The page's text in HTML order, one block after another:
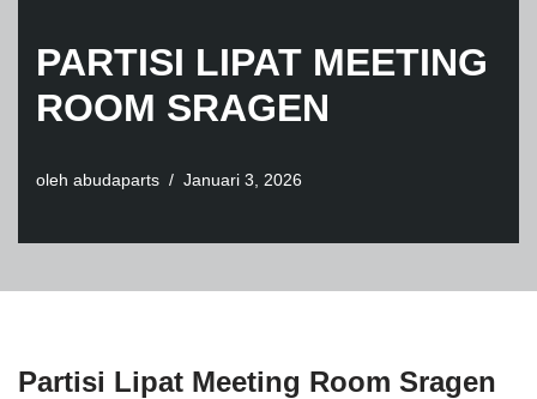
PARTISI LIPAT MEETING
ROOM SRAGEN
oleh abudaparts Januari 3, 2026
Partisi Lipat Meeting Room Sragen